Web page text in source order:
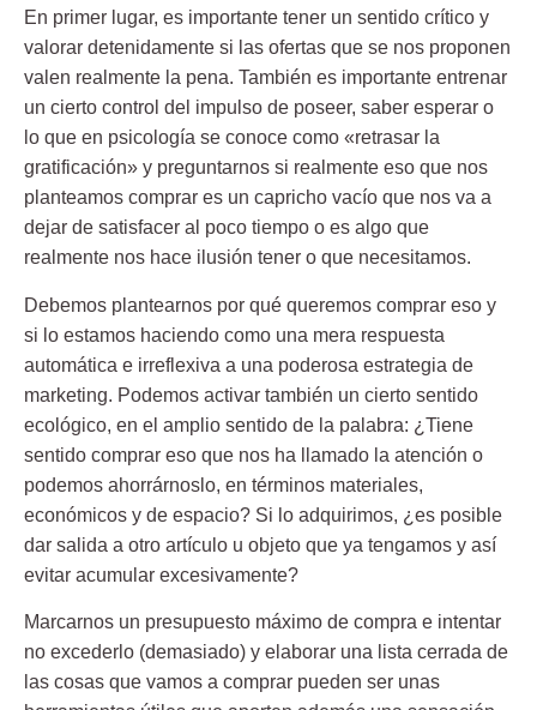
En primer lugar, es importante tener un sentido crítico y
valorar detenidamente si las ofertas que se nos proponen
valen realmente la pena. También es importante entrenar
un cierto control del impulso de poseer, saber esperar o
lo que en psicología se conoce como «retrasar la
gratificación» y preguntarnos si realmente eso que nos
planteamos comprar es un capricho vacío que nos va a
dejar de satisfacer al poco tiempo o es algo que
realmente nos hace ilusión tener o que necesitamos.
Debemos plantearnos por qué queremos comprar eso y
si lo estamos haciendo como una mera respuesta
automática e irreflexiva a una poderosa estrategia de
marketing. Podemos activar también un cierto sentido
ecológico, en el amplio sentido de la palabra: ¿Tiene
sentido comprar eso que nos ha llamado la atención o
podemos ahorrárnoslo, en términos materiales,
económicos y de espacio? Si lo adquirimos, ¿es posible
dar salida a otro artículo u objeto que ya tengamos y así
evitar acumular excesivamente?
Marcarnos un presupuesto máximo de compra e intentar
no excederlo (demasiado) y elaborar una lista cerrada de
las cosas que vamos a comprar pueden ser unas